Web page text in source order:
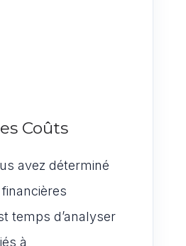
Coûts
avez déterminé
temps d’analyser
à